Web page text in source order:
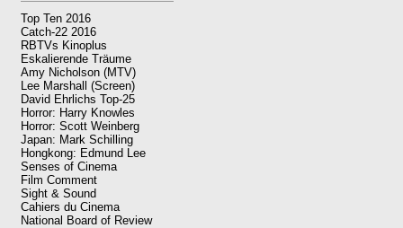
Top Ten 2016
Catch-22 2016
RBTVs Kinoplus
Eskalierende Träume
Amy Nicholson (MTV)
Lee Marshall (Screen)
David Ehrlichs Top-25
Horror: Harry Knowles
Horror: Scott Weinberg
Japan: Mark Schilling
Hongkong: Edmund Lee
Senses of Cinema
Film Comment
Sight & Sound
Cahiers du Cinema
National Board of Review